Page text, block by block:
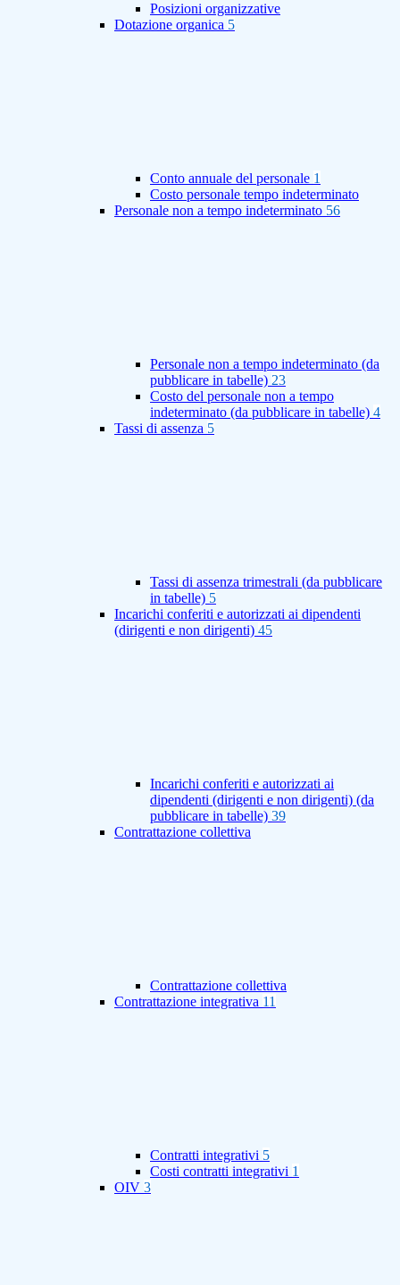
Posizioni organizzative
Dotazione organica 5
Conto annuale del personale 1
Costo personale tempo indeterminato
Personale non a tempo indeterminato 56
Personale non a tempo indeterminato (da
pubblicare in tabelle) 23
Costo del personale non a tempo
indeterminato (da pubblicare in tabelle) 4
Tassi di assenza 5
Tassi di assenza trimestrali (da pubblicare
in tabelle) 5
Incarichi conferiti e autorizzati ai dipendenti
(dirigenti e non dirigenti) 45
Incarichi conferiti e autorizzati ai
dipendenti (dirigenti e non dirigenti) (da
pubblicare in tabelle) 39
Contrattazione collettiva
Contrattazione collettiva
Contrattazione integrativa 11
Contratti integrativi 5
Costi contratti integrativi 1
OIV 3